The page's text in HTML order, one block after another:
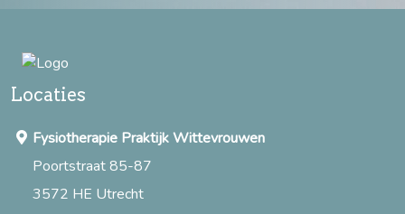
Locaties
Fysiotherapie Praktijk Wittevrouwen
Poortstraat 85-87
3572 HE Utrecht